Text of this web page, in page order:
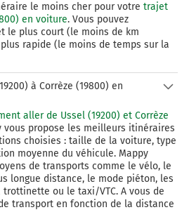
le moins cher pour votre trajet
en voiture. Vous pouvez
le plus court (le moins de km
rapide (le moins de temps sur la
à Corrèze (19800) en
aller de Ussel (19200) et Corrèze
vous propose les meilleurs itinéraires
choisies : taille de la voiture, type
moyenne du véhicule. Mappy
de transports comme le vélo, le
longue distance, le mode piéton, les
ou le taxi/VTC. A vous de
transport en fonction de la distance